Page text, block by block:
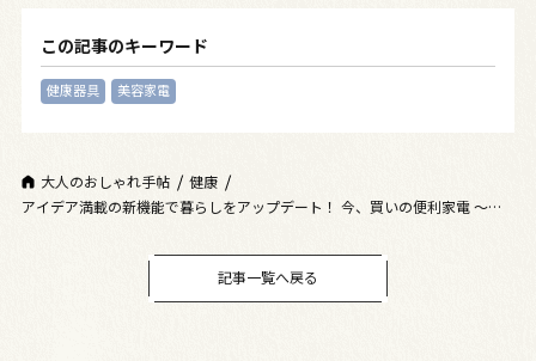
この記事のキーワード
健康器具 美容家電
大人のおしゃれ手帖
健康
アイデア満載の新機能で暮らしをアップデート！ 今、買いの便利家電 〜健
記事一覧へ戻る